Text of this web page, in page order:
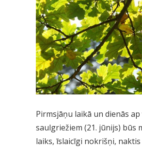
Pirmsjāņu laikā un dienās ap
saulgriežiem (21. jūnijs) būs
laiks, īslaicīgi nokrišņi,